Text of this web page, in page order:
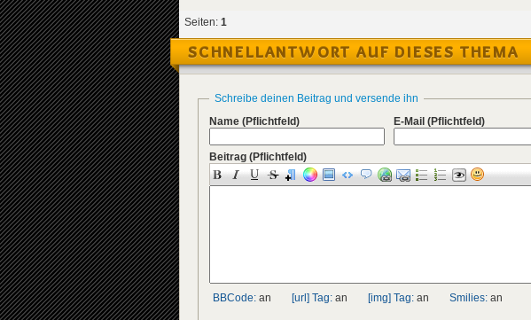
Seiten: 1
SCHNELLANTWORT AUF DIESES THEMA
Schreibe deinen Beitrag und versende ihn
Name (Pflichtfeld) E-Mail (Pflichtfeld)
Beitrag (Pflichtfeld)
BBCode: an [url] Tag: an [img] Tag: an Smilies: an